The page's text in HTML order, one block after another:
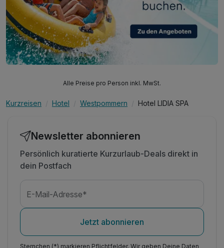
Alle Preise pro Person inkl. MwSt.
Kurzreisen Hotel Westpommern Hotel LIDIA SPA
Newsletter abonnieren
Persönlich kuratierte Kurzurlaub-Deals direkt in
dein Postfach
E-Mail-Adresse*
Jetzt abonnieren
Sternchen (*) markieren Pflichtfelder. Wir geben Deine Daten